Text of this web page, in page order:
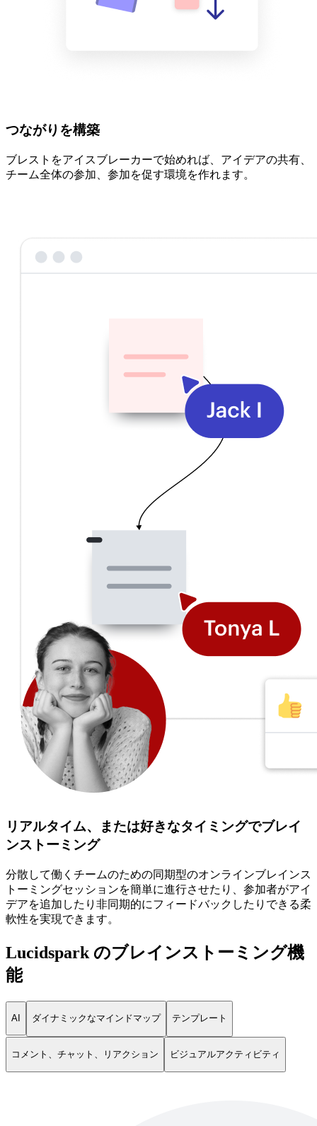
つながりを構築
ブレストをアイスブレーカーで始めれば、アイデアの共有、
チーム全体の参加、参加を促す環境を作れます。
リアルタイム、または好きなタイミングでブレイ
ンストーミング
分散して働くチームのための同期型のオンラインブレインス
トーミングセッションを簡単に進行させたり、参加者がアイ
デアを追加したり非同期的にフィードバックしたりできる柔
軟性を実現できます。
Lucidspark のブレインストーミング機
能
AI ダイナミックなマインドマップ テンプレート
コメント、チャット、リアクション ビジュアルアクティビティ